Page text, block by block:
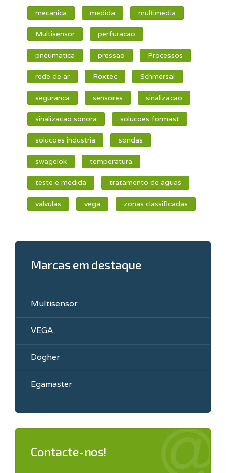
mecanica medida multimedia
Multisensor perfuracao
pneumatica pressao Processos
rede de ar Roxtec Schmersal
seguranca sensores sinalizacao
sinalizacao sonora solucoes formast
solucoes industria sondas
swagelok temperatura
teste e medida tratamento de aguas
valvulas vega zonas classificadas
Marcas em destaque
Multisensor
VEGA
Dogher
Egamaster
Contacte-nos!